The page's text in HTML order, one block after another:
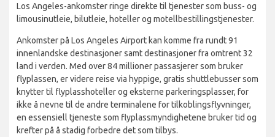
Los Angeles-ankomster ringe direkte til tjenester som buss- og
limousinutleie, bilutleie, hoteller og motellbestillingstjenester.
Ankomster på Los Angeles Airport kan komme fra rundt 91
innenlandske destinasjoner samt destinasjoner fra omtrent 32
land i verden. Med over 84 millioner passasjerer som bruker
flyplassen, er videre reise via hyppige, gratis shuttlebusser som
knytter til flyplasshoteller og eksterne parkeringsplasser, for
ikke å nevne til de andre terminalene for tilkoblingsflyvninger,
en essensiell tjeneste som flyplassmyndighetene bruker tid og
krefter på å stadig forbedre det som tilbys.